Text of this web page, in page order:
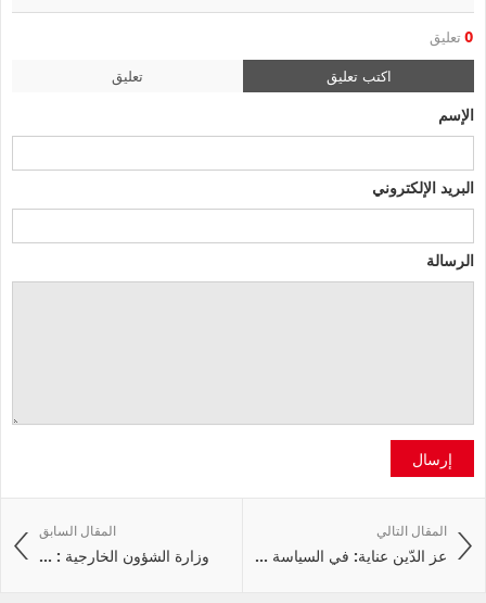
0 تعليق
اكتب تعليق تعليق
الإسم
البريد الإلكتروني
الرسالة
إرسال
المقال السابق
وزارة الشؤون الخارجية : ...
المقال التالي
عز الدّين عناية: في السياسة ...